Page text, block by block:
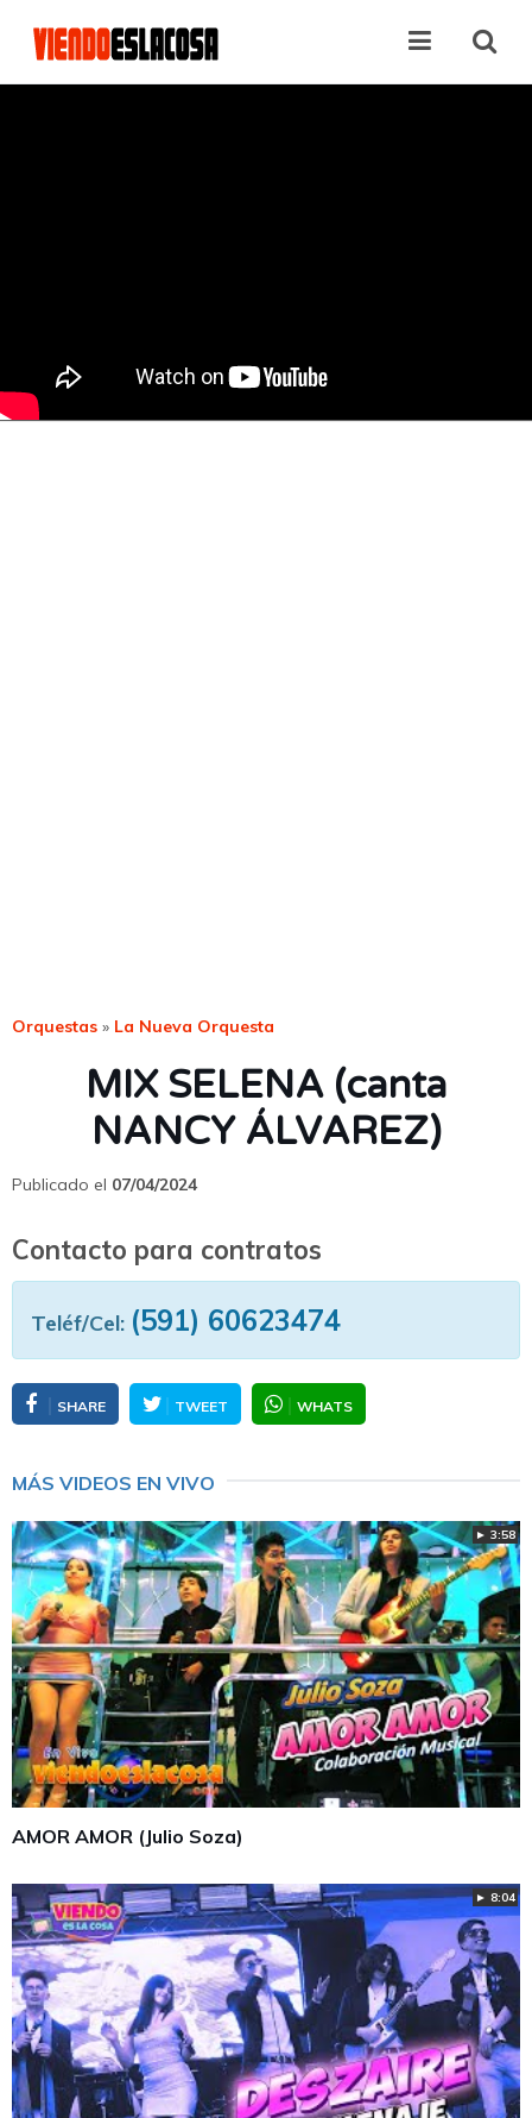
Orquestas » La Nueva Orquesta
MIX SELENA (canta
NANCY ÁLVAREZ)
Publicado el 07/04/2024
Contacto para contratos
Teléf/Cel: (591) 60623474
SHARE TWEET WHATS
MÁS VIDEOS EN VIVO
► 3:58
AMOR AMOR (Julio Soza)
► 8:04